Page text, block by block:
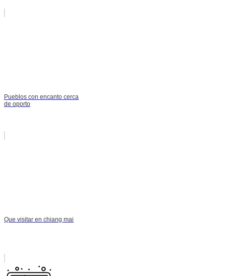
Pueblos con encanto cerca
de oporto
Que visitar en chiang mai